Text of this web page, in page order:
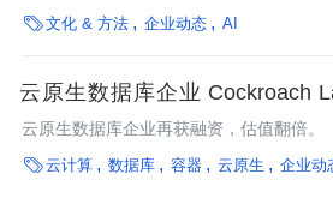
飞。
文化 & 方法 企业动态 AI
云原生数据库企业 Cockroach
元融资，估值高达 50 亿美元
云原生数据库企业再获融资，估值翻倍。
云计算 数据库 容器 云原生 企业动